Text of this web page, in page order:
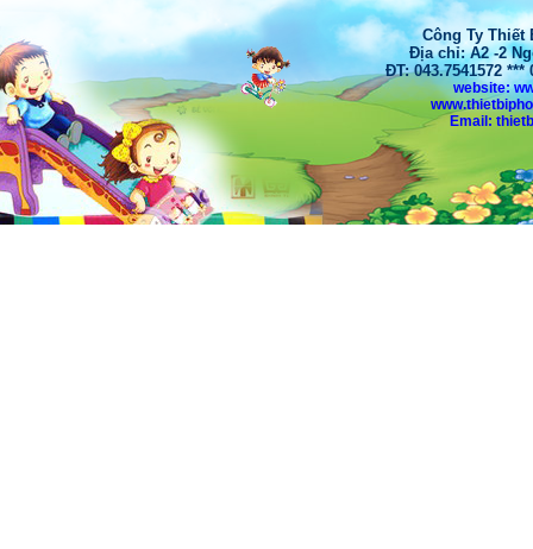
Công Ty Thiết
Địa chỉ: A2 -2
ĐT: 043.7541572 ***
website:
Email: